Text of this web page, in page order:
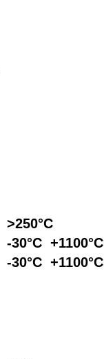
>250°C
-30°C +1100°C
-30°C +1100°C